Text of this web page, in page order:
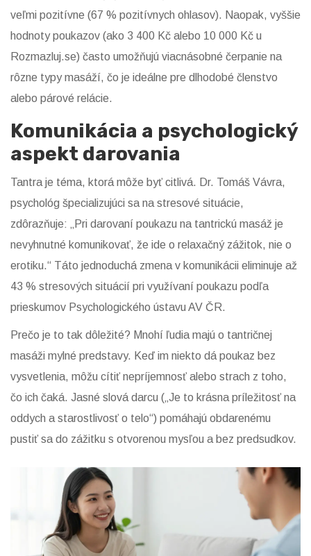
veľmi pozitívne (67 % pozitívnych ohlasov). Naopak, vyššie
hodnoty poukazov (ako 3 400 Kč alebo 10 000 Kč u
Rozmazluj.se) často umožňujú viacnásobné čerpanie na
rôzne typy masáží, čo je ideálne pre dlhodobé členstvo
alebo párové relácie.
Komunikácia a psychologický
aspekt darovania
Tantra je téma, ktorá môže byť citlivá. Dr. Tomáš Vávra,
psychológ špecializujúci sa na stresové situácie,
zdôrazňuje: „Pri darovaní poukazu na tantrickú masáž je
nevyhnutné komunikovať, že ide o relaxačný zážitok, nie o
erotiku.“ Táto jednoduchá zmena v komunikácii eliminuje až
43 % stresových situácií pri využívaní poukazu podľa
prieskumov Psychologického ústavu AV ČR.
Prečo je to tak dôležité? Mnohí ľudia majú o tantričnej
masáži mylné predstavy. Keď im niekto dá poukaz bez
vysvetlenia, môžu cítiť nepríjemnosť alebo strach z toho,
čo ich čaká. Jasné slová darcu („Je to krásna príležitosť na
oddych a starostlivosť o telo“) pomáhajú obdarenému
pustiť sa do zážitku s otvorenou mysľou a bez predsudkov.